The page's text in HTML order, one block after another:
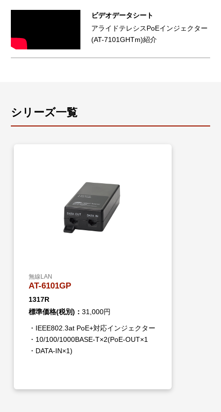
ビデオデータシート
アライドテレシスPoEインジェクター
(AT-7101GHTm)紹介
シリーズ一覧
無線LAN
AT-6101GP
1317R
標準価格(税別)：31,000円
・IEEE802.3at PoE+対応インジェクター
・10/100/1000BASE-T×2(PoE-OUT×1
・DATA-IN×1)